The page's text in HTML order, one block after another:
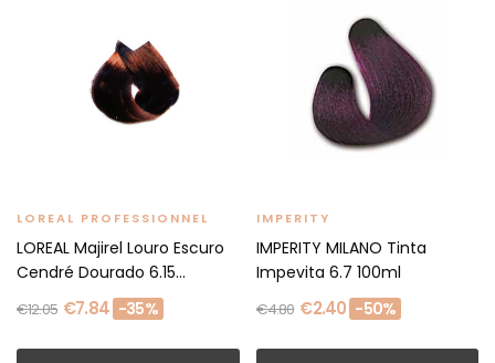
LOREAL PROFESSIONNEL
LOREAL Majirel Louro Escuro
Cendré Dourado 6.15...
€12.05 €7.84 -35%
IMPERITY
IMPERITY MILANO Tinta
Impevita 6.7 100ml
€4.80 €2.40 -50%